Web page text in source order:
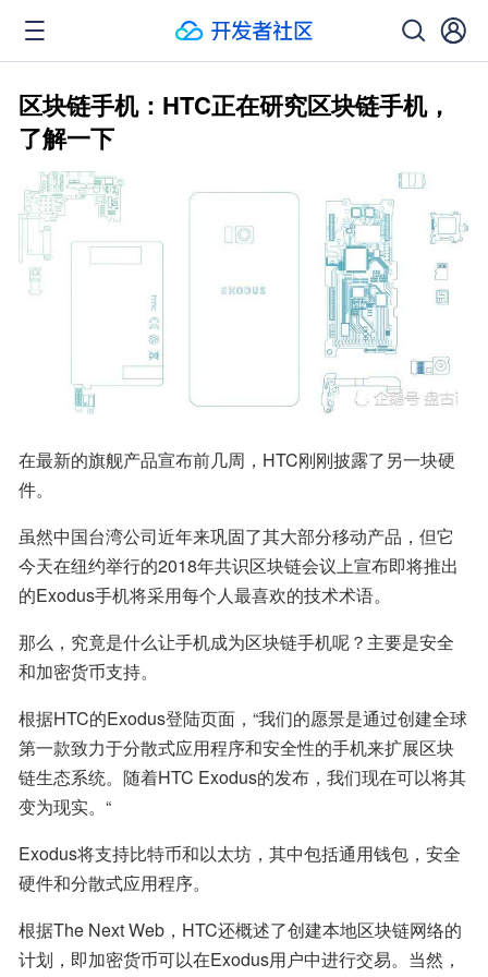
区块链手机：HTC正在研究区块链手机，
了解一下
在最新的旗舰产品宣布前几周，HTC刚刚披露了另一块硬
件。
虽然中国台湾公司近年来巩固了其大部分移动产品，但它
今天在纽约举行的2018年共识区块链会议上宣布即将推出
的Exodus手机将采用每个人最喜欢的技术术语。
那么，究竟是什么让手机成为区块链手机呢？主要是安全
和加密货币支持。
根据HTC的Exodus登陆页面，“我们的愿景是通过创建全球
第一款致力于分散式应用程序和安全性的手机来扩展区块
链生态系统。随着HTC Exodus的发布，我们现在可以将其
变为现实。“
Exodus将支持比特币和以太坊，其中包括通用钱包，安全
硬件和分散式应用程序。
根据The Next Web，HTC还概述了创建本地区块链网络的
计划，即加密货币可以在Exodus用户中进行交易。当然，